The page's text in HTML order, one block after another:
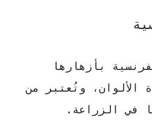
بأزهارها
الألوان، وتُعتبر من
في الزراعة.